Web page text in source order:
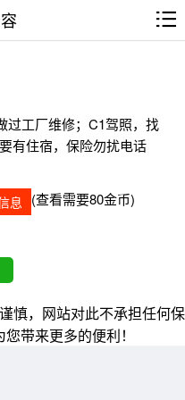
过工厂维修；C1驾照，找
有住宿，保险勿扰电话
息 (查看需要80金币)
慎，网站对此不承担任何保
带来更多的便利！